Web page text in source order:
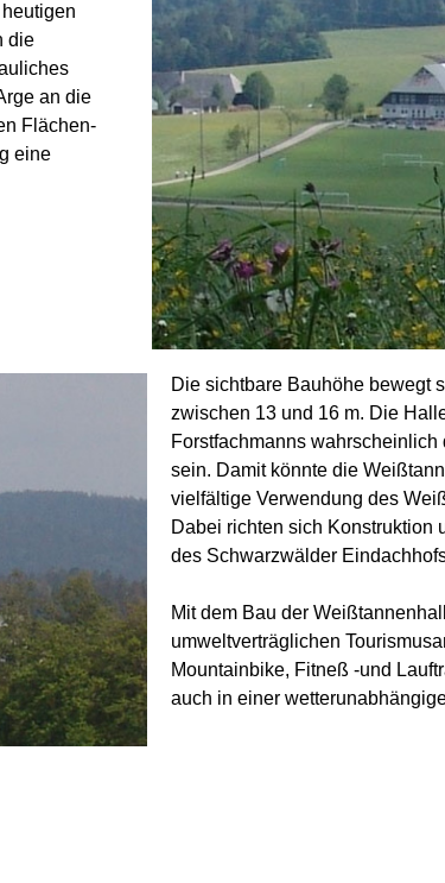
die
an die
Flächen-
eine
Die sichtbare Bauhöhe bewegt
zwischen 13 und 16 m. Die
Forstfachmanns
sein. Damit könnte die
vielfältige Verwendung des
Dabei richten sich Konstruktion
des Schwarzwälder
Mit dem Bau der
umweltverträglichen
Mountainbike, Fitneß -und
auch in einer